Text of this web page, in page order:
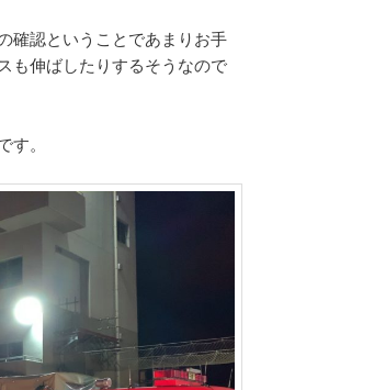
確認ということであまりお手
も伸ばしたりするそうなので
。